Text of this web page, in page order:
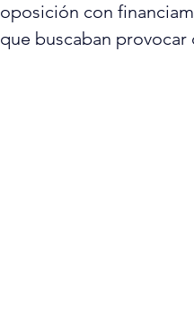
oposición con
que buscaban